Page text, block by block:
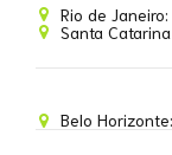
Rio de
Santa Catarina
Belo